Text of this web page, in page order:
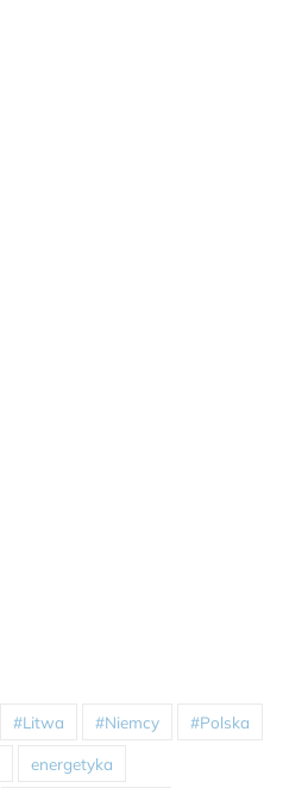
#Litwa #Niemcy #Polska
energetyka